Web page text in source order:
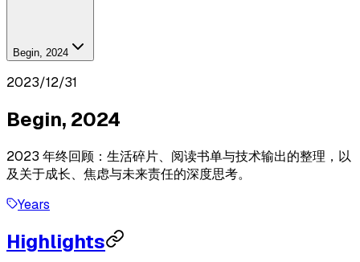
Begin, 2024
2023/12/31
Begin, 2024
2023 年终回顾：生活碎片、阅读书单与技术输出的整理，以
及关于成长、焦虑与未来责任的深度思考。
Years
Highlights